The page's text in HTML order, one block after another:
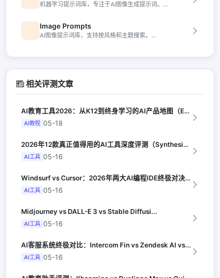
机器学习提示词库，专注于AI图像生成提示词。...
Image Prompts
AI图像提示词库，支持按风格和主题搜索。...
相关评测文章
AI教育工具2026：从K12到终身学习的AI产品地图（EdSurge）
AI教程 05-18
2026年12款真正值得用的AI工具深度评测（Synthesia评选）
AI工具 05-16
Windsurf vs Cursor：2026年两大AI编程IDE终极对决实测（...
AI工具 05-16
Midjourney vs DALL-E 3 vs Stable Diffusi...
AI工具 05-16
AI客服系统终极对比：Intercom Fin vs Zendesk AI vs...
AI工具 05-16